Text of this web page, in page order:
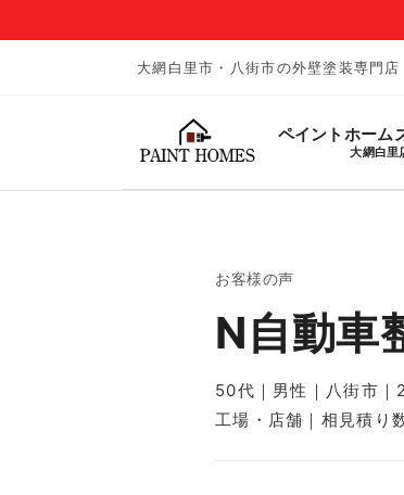
大網白里市・八街市の外壁塗装専門店
ペイントホーム
大網白里
お客様の声
N自動車
50代｜男性｜八街市
工場・店舗｜相見積り